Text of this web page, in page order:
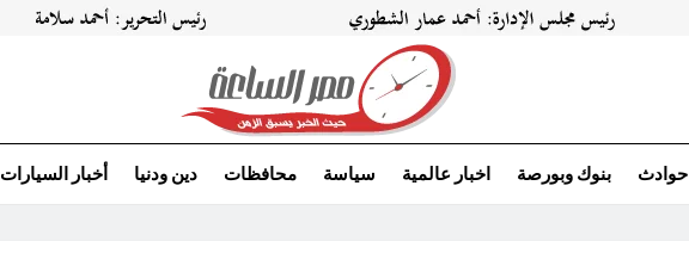
حوادث بنوك وبورصة اخبار عالمية سياسة محافظات دين ودنيا أخبار السيارات